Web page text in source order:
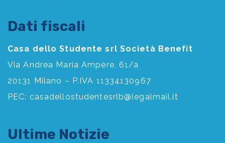
Dati fiscali
Casa dello Studente srl Società Benefit
Via Andrea Maria Ampère, 61/a
20131 Milano – P.IVA 11334130967
PEC: casadellostudentesrlb@legalmail.it
Ultime Notizie